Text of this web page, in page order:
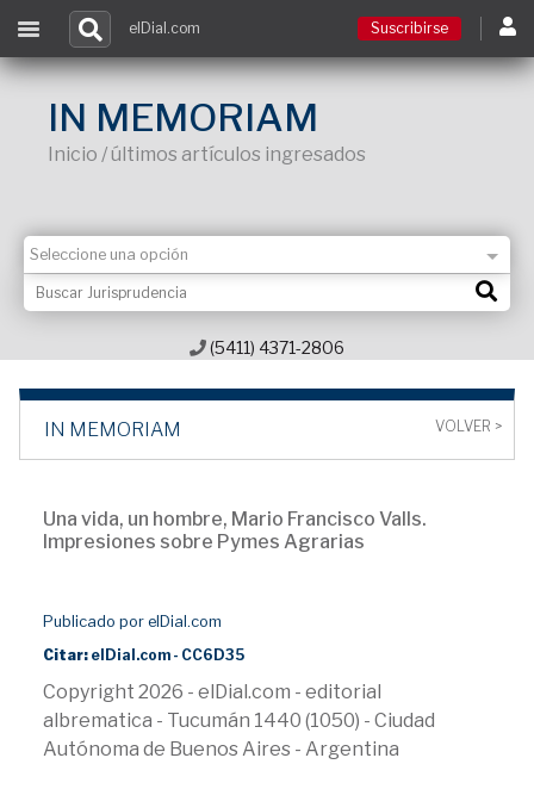
Suscribirse
Contacto
elDial.com Suscribirse
IN MEMORIAM
Inicio / últimos artículos ingresados
(5411) 4371-2806
IN MEMORIAM VOLVER >
Una vida, un hombre, Mario Francisco Valls.
Impresiones sobre Pymes Agrarias
Publicado por elDial.com
Citar: elDial.com - CC6D35
Copyright 2026 - elDial.com - editorial
albrematica - Tucumán 1440 (1050) - Ciudad
Autónoma de Buenos Aires - Argentina